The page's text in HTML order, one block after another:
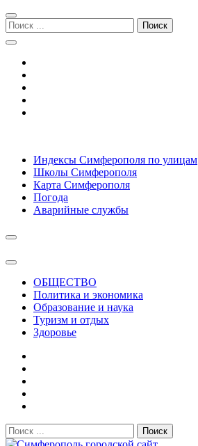
Перейти
к
навигации
Перейти
к
содержимому
Поиск:
Симферополь городской сайт
Индексы Симферополя по улицам
Школы Симферополя
Карта Симферополя
Погода
Аварийные службы
ОБЩЕСТВО
Политика и экономика
Образование и наука
Туризм и отдых
Здоровье
Поиск: